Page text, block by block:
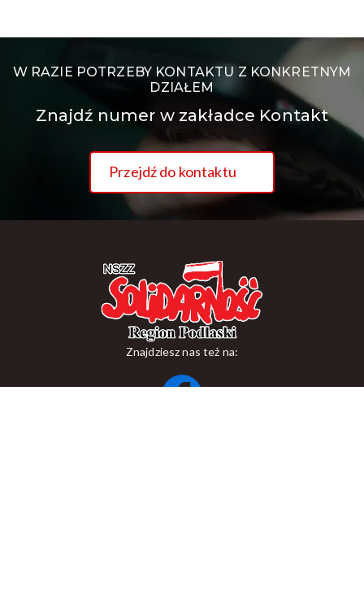
W RAZIE POTRZEBY KONTAKTU Z KONKRETNYM
DZIAŁEM
Znajdź numer w zakładce Kontakt
Przejdź do kontaktu
Znajdziesz nas też na: